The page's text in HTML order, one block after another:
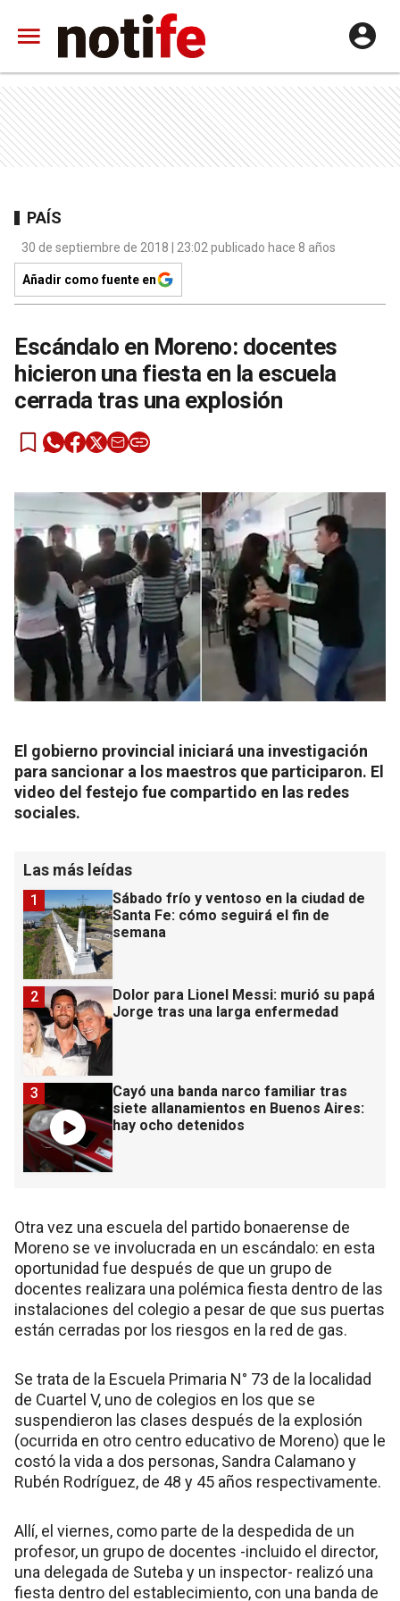
PAÍS
30 de septiembre de 2018 | 23:02 publicado hace 8 años
Añadir como fuente en
Escándalo en Moreno: docentes
hicieron una fiesta en la escuela
cerrada tras una explosión
El gobierno provincial iniciará una investigación
para sancionar a los maestros que participaron. El
video del festejo fue compartido en las redes
sociales.
Las más leídas
Sábado frío y ventoso en la ciudad de
Santa Fe: cómo seguirá el fin de
semana
1
Dolor para Lionel Messi: murió su papá
Jorge tras una larga enfermedad
2
Cayó una banda narco familiar tras
siete allanamientos en Buenos Aires:
hay ocho detenidos
3
Otra vez una escuela del partido bonaerense de
Moreno se ve involucrada en un escándalo: en esta
oportunidad fue después de que un grupo de
docentes realizara una polémica fiesta dentro de las
instalaciones del colegio a pesar de que sus puertas
están cerradas por los riesgos en la red de gas.
Se trata de la Escuela Primaria N° 73 de la localidad
de Cuartel V, uno de colegios en los que se
suspendieron las clases después de la explosión
(ocurrida en otro centro educativo de Moreno) que le
costó la vida a dos personas, Sandra Calamano y
Rubén Rodríguez, de 48 y 45 años respectivamente.
Allí, el viernes, como parte de la despedida de un
profesor, un grupo de docentes -incluido el director,
una delegada de Suteba y un inspector- realizó una
fiesta dentro del establecimiento, con una banda de